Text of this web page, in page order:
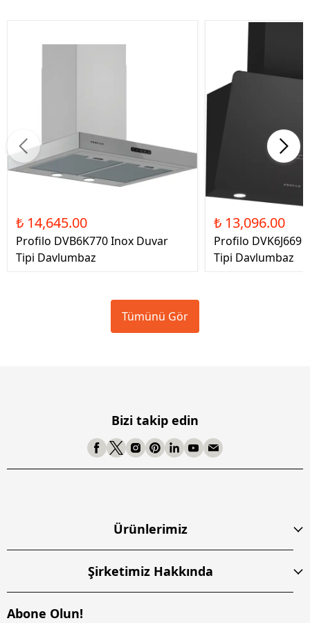
₺ 14,645.00
Profilo DVB6K770 Inox Duvar
Tipi Davlumbaz
₺ 13,096.00
Profilo DVK6J669
Tipi Davlumbaz
Tümünü Gör
Bizi takip edin
Ürünlerimiz
Şirketimiz Hakkında
Abone Olun!